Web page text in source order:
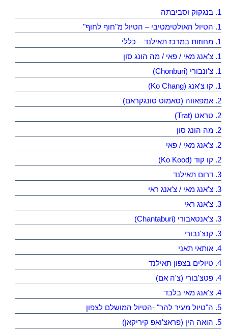
1. בנגקוק וסביבתה
1. הטיול האולטימטיבי – הטיול מ"חוף לחוף"
1. מחוזות במרכז תאילנד – כללי
1. צ'אנג מאי / פאי / מה הונג סון
1. צ'ונבורי (Chonburi)
1. קו צ'אנג (Ko Chang)
2. אמפאווה (סאמוט סונגקראם)
2. טראט (Trat)
2. מה הונג סון
2. צ'אנג מאי / פאי
2. קו קוד (Ko Kood)
3. דרום תאילנד
3. צ'אנג מאי / צ'אנג ראי
3. צ'אנג ראי
3. צ'אנטאבורי (Chantaburi)
3. קנצ'נבורי
4. אותאי תאני
4. טיולים בצפון תאילנד
4. פטצ'בורי (צ'ה אם)
4. צ'אנג מאי בלבד
5. ה"טיול מעיר להר" -הטיול המושלם לצפון
5. הואה הין (פראצ'ואפ קיריקאן)